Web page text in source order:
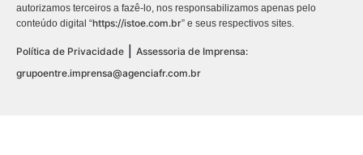
autorizamos terceiros a fazê-lo, nos responsabilizamos apenas pelo
conteúdo digital “https://istoe.com.br” e seus respectivos sites.
Política de Privacidade
Assessoria de Imprensa:
grupoentre.imprensa@agenciafr.com.br